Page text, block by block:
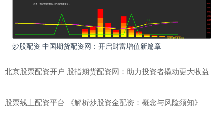
炒股配资 中国期货配资网：开启财富增值新篇章
北京股票配资开户 股指期货配资网：助力投资者撬动更大收益
股票线上配资平台 《解析炒股资金配资：概念与风险须知》